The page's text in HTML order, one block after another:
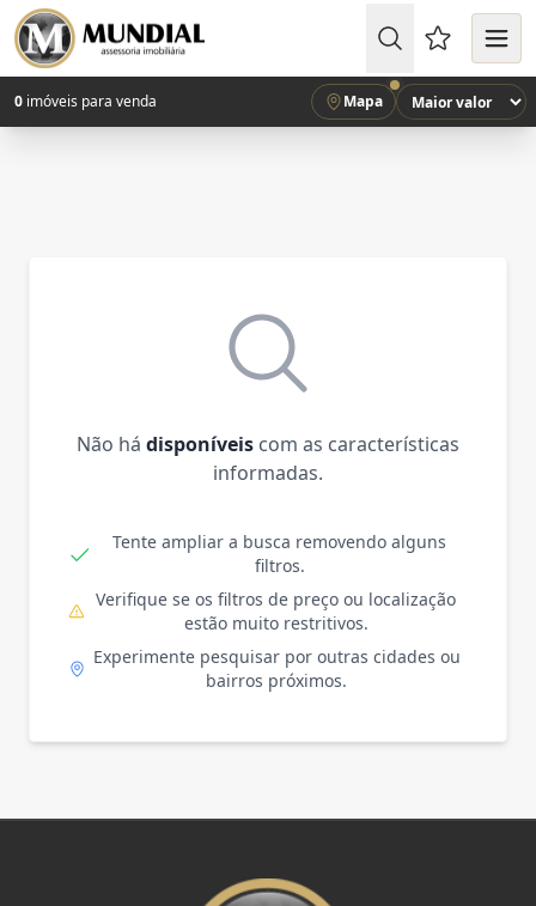
Favoritos
0 imóveis para venda Mapa
Não há disponíveis com as características
informadas.
Tente ampliar a busca removendo alguns
filtros.
Verifique se os filtros de preço ou localização
estão muito restritivos.
Experimente pesquisar por outras cidades ou
bairros próximos.